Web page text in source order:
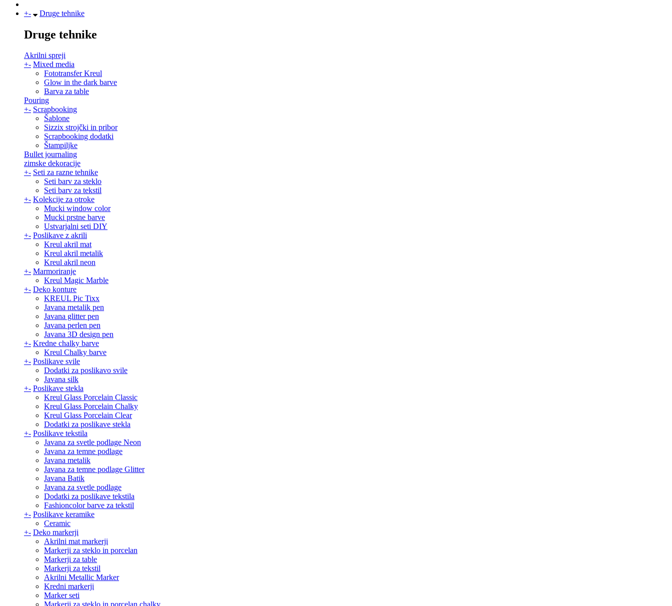
+- Druge tehnike
Druge tehnike
Akrilni spreji
+- Mixed media
Fototransfer Kreul
Glow in the dark barve
Barva za table
Pouring
+- Scrapbooking
Šablone
Sizzix strojčki in pribor
Scrapbooking dodatki
Štampiljke
Bullet journaling
zimske dekoracije
+- Seti za razne tehnike
Seti barv za steklo
Seti barv za tekstil
+- Kolekcije za otroke
Mucki window color
Mucki prstne barve
Ustvarjalni seti DIY
+- Poslikave z akrili
Kreul akril mat
Kreul akril metalik
Kreul akril neon
+- Marmoriranje
Kreul Magic Marble
+- Deko konture
KREUL Pic Tixx
Javana metalik pen
Javana glitter pen
Javana perlen pen
Javana 3D design pen
+- Kredne chalky barve
Kreul Chalky barve
+- Poslikave svile
Dodatki za poslikavo svile
Javana silk
+- Poslikave stekla
Kreul Glass Porcelain Classic
Kreul Glass Porcelain Chalky
Kreul Glass Porcelain Clear
Dodatki za poslikave stekla
+- Poslikave tekstila
Javana za svetle podlage Neon
Javana za temne podlage
Javana metalik
Javana za temne podlage Glitter
Javana Batik
Javana za svetle podlage
Dodatki za poslikave tekstila
Fashioncolor barve za tekstil
+- Poslikave keramike
Ceramic
+- Deko markerji
Akrilni mat markerji
Markerji za steklo in porcelan
Markerji za table
Markerji za tekstil
Akrilni Metallic Marker
Kredni markerji
Marker seti